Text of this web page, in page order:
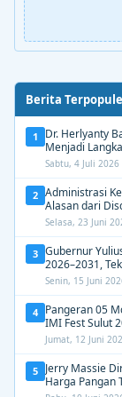
Berita
1
Dr. Herlyanty
Menjadi
Berdampak
Sabtu, 4 Juli 2026
2 Administrasi
Alasan dari
Selasa, 23 Juni
3 Gubernur
2026–2031,
Senin, 15 Juni
4 Pangeran 05
IMI Fest Sulut
Jumat, 12 Juni
5 Jerry Massie
Harga Pangan